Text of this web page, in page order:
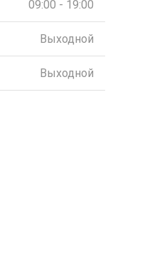
09:00 - 19:00
Выходной
Выходной